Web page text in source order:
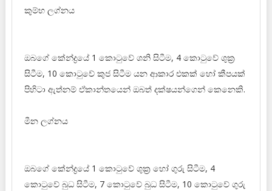
කුම්භ ලග්නය
ඔබගේ කේන්ද්‍රයේ 1 කොටුවේ ශනි සිටීම, 4 කොටුවේ ශුක්‍ර
සිටීම, 10 කොටුවේ කුජ සිටීම යන ආකාර එකක් හෝ කීපයක්
පිහිටා ඇත්නම් ඒකාන්තයෙන් ඔබත් දක්ෂයන්ගෙන් කෙනෙකි.
මීන ලග්නය
ඔබගේ කේන්ද්‍රයේ 1 කොටුවේ ශුක්‍ර හෝ ගුරු සිටීම, 4
කොටුවේ බුධ සිටීම, 7 කොටුවේ බුධ සිටීම, 10 කොටුවේ ගුරු